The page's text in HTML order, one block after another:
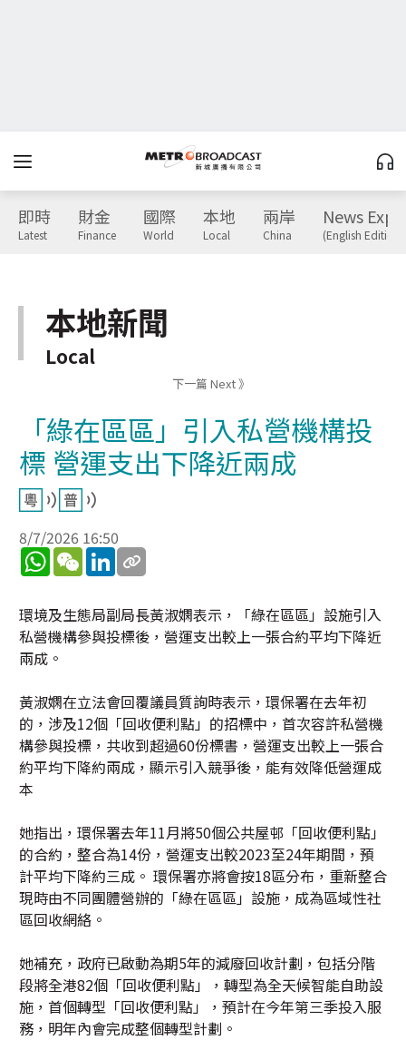
即時
Latest
財金
Finance
國際
World
本地
Local
兩岸
China
News
(English Edition)
本地新聞
Local
下一篇 Next 》
「綠在區區」引入私營機構投
標 營運支出下降近兩成
8/7/2026 16:50
WhatsApp
WeChatLinkedIn
環境及生態局副局長黃淑嫻表示，「綠在區區」設施引入
私營機構參與投標後，營運支出較上一張合約平均下降近
兩成。
黃淑嫻在立法會回覆議員質詢時表示，環保署在去年初
的，涉及12個「回收便利點」的招標中，首次容許私營機
構參與投標，共收到超過60份標書，營運支出較上一張合
約平均下降約兩成，顯示引入競爭後，能有效降低營運成
本
她指出，環保署去年11月將50個公共屋邨「回收便利點」
的合約，整合為14份，營運支出較2023至24年期間，預
計平均下降約三成。 環保署亦將會按18區分布，重新整合
現時由不同團體營辦的「綠在區區」設施，成為區域性社
區回收網絡。
她補充，政府已啟動為期5年的減廢回收計劃，包括分階
段將全港82個「回收便利點」，轉型為全天候智能自助設
施，首個轉型「回收便利點」，預計在今年第三季投入服
務，明年內會完成整個轉型計劃。